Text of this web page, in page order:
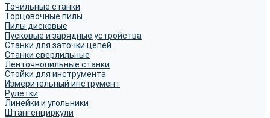
Точильные станки
Торцовочные пилы
Пилы дисковые
Пусковые и зарядные устройства
Станки для заточки цепей
Станки сверлильные
Ленточнопильные станки
Стойки для инструмента
Измерительный инструмент
Рулетки
Линейки и угольники
Штангенциркули